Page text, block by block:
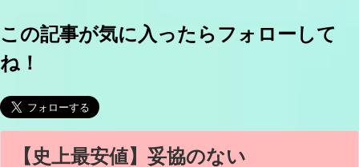
この記事が気に入ったらフォローして
ね！
【史上最安値】妥協のない